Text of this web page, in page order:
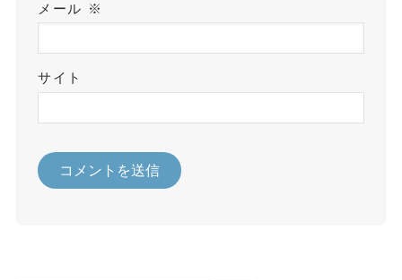
メール ※
サイト